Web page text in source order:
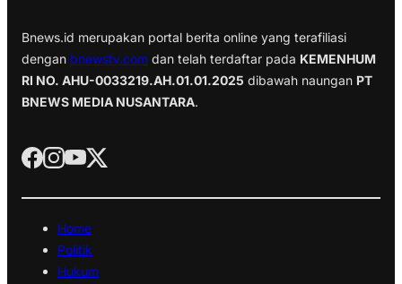
Bnews.id merupakan portal berita online yang terafiliasi
dengan bnewstv.com dan telah terdaftar pada KEMENHUM
RI NO. AHU-0033219.AH.01.01.2025 dibawah naungan PT
BNEWS MEDIA NUSANTARA.
Home
Politik
Hukum